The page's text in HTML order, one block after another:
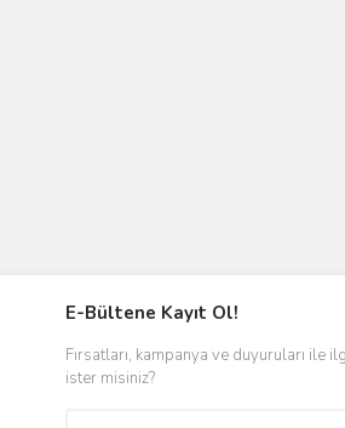
E-Bültene Kayıt Ol!
Fırsatları, kampanya ve duyuruları ile
ister misiniz?